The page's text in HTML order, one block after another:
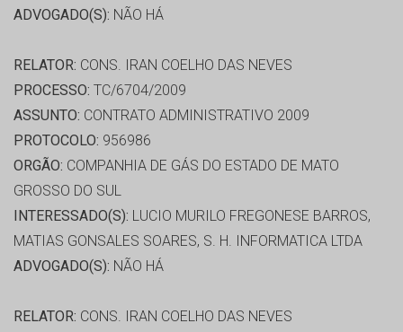
ADVOGADO(S): NÃO HÁ
RELATOR: CONS. IRAN COELHO DAS NEVES
PROCESSO: TC/6704/2009
ASSUNTO: CONTRATO ADMINISTRATIVO 2009
PROTOCOLO: 956986
ORGÃO: COMPANHIA DE GÁS DO ESTADO DE MATO
GROSSO DO SUL
INTERESSADO(S): LUCIO MURILO FREGONESE BARROS,
MATIAS GONSALES SOARES, S. H. INFORMATICA LTDA
ADVOGADO(S): NÃO HÁ
RELATOR: CONS. IRAN COELHO DAS NEVES